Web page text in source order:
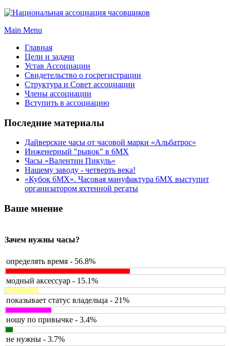
Main Menu
Главная
Цели и задачи
Устав Ассоциации
Свидетельство о госрегистрации
Структура и Совет ассоциации
Члены ассоциации
Вступить в ассоциацию
Последние материалы
Дайверские часы от часовой марки «Альбатрос»
Инженерный "рывок" в 6МХ
Часы «Валентин Пикуль»
Нашему заводу - четверть века!
«Кубок 6МХ». Часовая мануфактура 6МХ выступит
организатором яхтенной регаты
Ваше мнение
Зачем нужны часы?
определять время - 56.8%
модный аксессуар - 15.1%
показывает статус владельца - 21%
ношу по привычке - 3.4%
не нужны - 3.7%